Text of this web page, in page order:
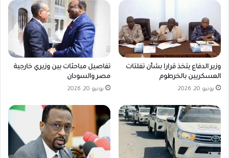
وزير الدفاع يتخذ قرارا بشأن تفلتات
العسكريين بالخرطوم
يونيو 20, 2026
تفاصيل مباحثات بين وزيري خارجية
مصر والسودان
يونيو 20, 2026